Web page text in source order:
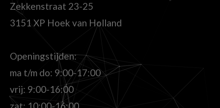
Zekkenstraat 23-25
3151 XP Hoek van Holland
Openingstijden:
ma t/m do: 9:00-17:00
vrij: 9:00-16:00
zat: 10:00-16:00